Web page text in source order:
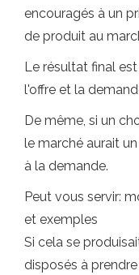
encouragés à un
de produit au
Le résultat final
l'offre et la
De même, si un
le marché aurait
à la demande.
Peut vous servir:
et exemples
Si cela se
disposés à